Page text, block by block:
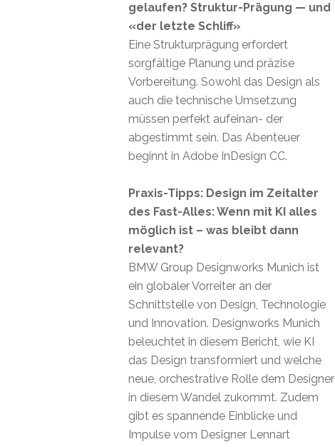
gelaufen? Struktur-Prägung — und
«der letzte Schliff»
Eine Strukturprägung erfordert
sorgfältige Planung und präzise
Vorbereitung. Sowohl das Design als
auch die technische Umsetzung
müssen perfekt aufeinan- der
abgestimmt sein. Das Abenteuer
beginnt in Adobe InDesign CC.
Praxis-Tipps: Design im Zeitalter
des Fast-Alles: Wenn mit KI alles
möglich ist – was bleibt dann
relevant?
BMW Group Designworks Munich ist
ein globaler Vorreiter an der
Schnittstelle von Design, Technologie
und Innovation. Designworks Munich
beleuchtet in diesem Bericht, wie KI
das Design transformiert und welche
neue, orchestrative Rolle dem Designer
in diesem Wandel zukommt. Zudem
gibt es spannende Einblicke und
Impulse vom Designer Lennart